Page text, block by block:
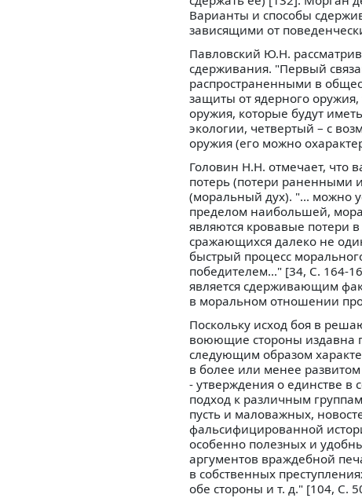
Варианты и способы
зависящими от
Павловский Ю.Н.
сдерживания. "Первый
распространенными в
защиты от ядерного
оружия, которые будут
экологии, четвертый – с
оружия (его можно
Головин Н.Н. отмечает, что
потерь (потери раненными
(моральный дух). "... можно
пределом наибольшей,
являются кровавые потери
сражающихся далеко не
быстрый процесс
победителем..." [34, С. 164-
является сдерживающим
в моральном отношении
Поскольку исход боя в
воюющие стороны издавна
следующим образом
в более или менее
- утверждения о единстве
подход к различным
пусть и маловажных,
фальсифицированной
особенно полезных и
аргументов враждебной
в собственных
обе стороны и т. д." [104, С.